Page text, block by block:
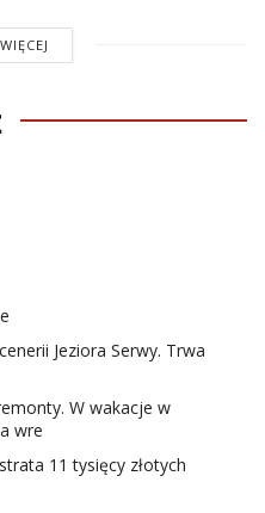
Jeziora Serwy. Trwa
W wakacje w
wre
11 tysięcy złotych